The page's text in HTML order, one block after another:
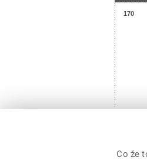
170
Co že